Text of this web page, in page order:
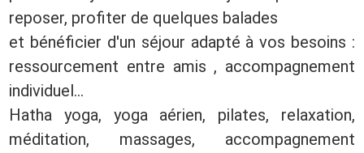
reposer, profiter de quelques balades
et bénéficier d'un séjour adapté à vos besoins :
ressourcement entre amis , accompagnement
individuel...
Hatha yoga, yoga aérien, pilates, relaxation,
méditation, massages, accompagnement